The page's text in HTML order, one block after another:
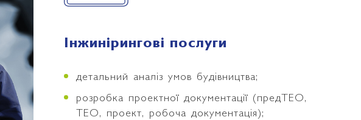
Інжинірингові послуги
детальний аналіз умов будівництва;
розробка проектної документації (предТЕО,
ТЕО, проект, робоча документація);